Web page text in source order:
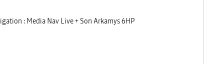
: Media Nav Live + Son Arkamys 6HP